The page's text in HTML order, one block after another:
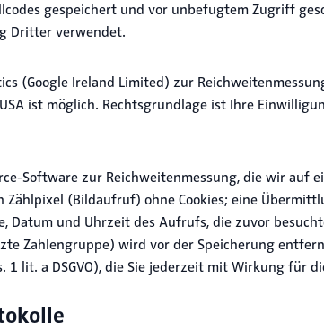
gespeichert und vor unbefugtem Zugriff
Dritter verwendet.
(Google Ireland Limited) zur
ist möglich. Rechtsgrundlage ist Ihre
Software zur Reichweitenmessung, die wir auf
(Bildaufruf) ohne Cookies; eine
und Uhrzeit des Aufrufs, die zuvor
Zahlengruppe) wird vor der Speicherung
lit. a DSGVO), die Sie jederzeit mit Wirkung für